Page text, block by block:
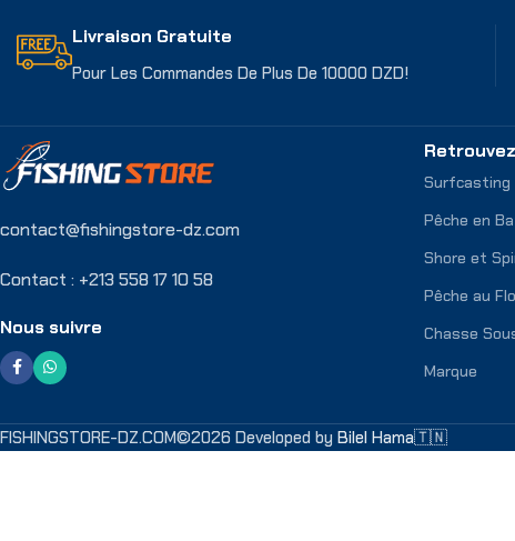
Livraison Gratuite
Pour Les Commandes De Plus De 10000 DZD!
contact@fishingstore-dz.com
Contact : +213 558 17 10 58
Nous suivre
Surfcasting
Pêche en
Shore et
Pêche au
Chasse
Marque
FISHINGSTORE-DZ.COM©2026 Developed by Bilel Hama🇹🇳